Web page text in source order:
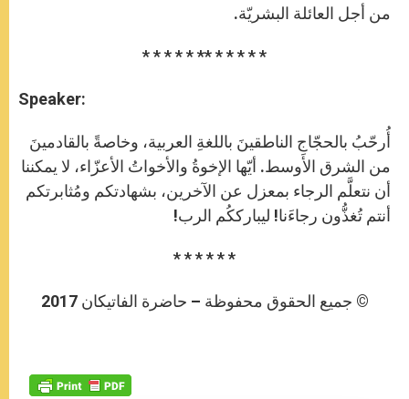
من أجل العائلة البشريّة.
* * * * * ** * * * * *
Speaker:
أُرحّبُ بالحجّاجِ الناطقينَ باللغةِ العربية، وخاصةً بالقادمينَ
من الشرق الأوسط. أيّها الإخوةُ والأخواتُ الأعزّاء، لا يمكننا
أن نتعلَّم الرجاء بمعزل عن الآخرين، بشهادتكم ومُثابرتكم
أنتم تُغذُّون رجاءَنا! ليبارككُم الرب!
* * * * * *
© جميع الحقوق محفوظة – حاضرة الفاتيكان 2017